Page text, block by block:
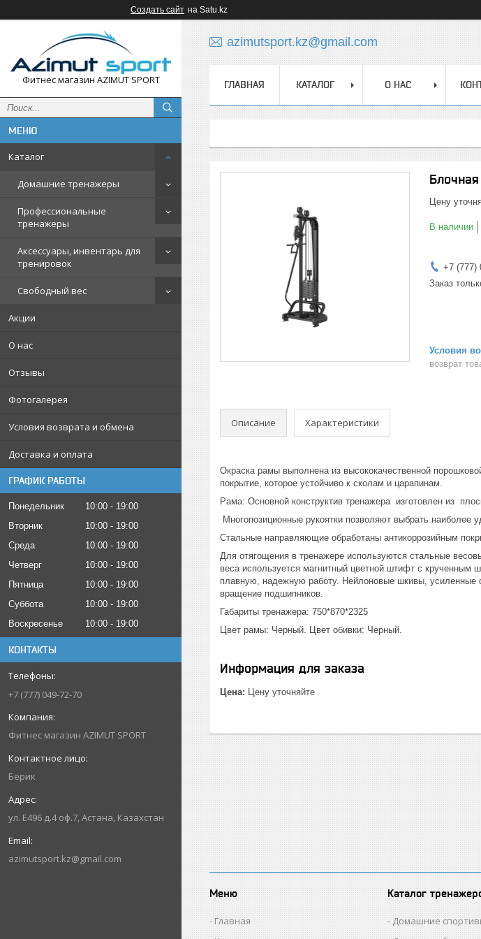
Создать сайт на Satu.kz
Фитнес магазин AZIMUT SPORT
Каталог
Домашние тренажеры
Профессиональные
тренажеры
Аксессуары, инвентарь для
тренировок
Свободный вес
Акции
О нас
Отзывы
Фотогалерея
Условия возврата и обмена
Доставка и оплата
ГРАФИК РАБОТЫ
Понедельник 10:00
19:00
Вторник
10:00
19:00
Среда
10:00
19:00
Четверг
10:00
19:00
Пятница
10:00
19:00
Суббота
10:00
19:00
Воскресенье
10:00 19:00
КОНТАКТЫ
+7 (777) 049-72-70
Фитнес магазин AZIMUT SPORT
Берик
ул. Е496 д.4 оф.7, Астана, Казахстан
azimutsport.kz@gmail.com
azimutsport.kz@gmail.com
ГЛАВНАЯ КАТАЛОГ О НАС
Цену
В наличии
+7 (777)
Заказ
возврат
Описание Характеристики
Окраска рамы выполнена из высококачественной
покрытие, которое устойчиво к сколам и царапинам.
Рама: Основной конструктив тренажера изготовлен из
Многопозиционные рукоятки позволяют выбрать наиболее
Стальные направляющие обработаны антикоррозийным
Для отягощения в тренажере используются стальные
веса используется магнитный цветной штифт с
плавную, надежную работу. Нейлоновые шкивы, усиленные
вращение подшипников.
Габариты тренажера: 750*870*2325
Цвет рамы: Черный. Цвет обивки: Черный.
Информация для заказа
Цена: Цену уточняйте
Меню
Главная
Каталог
Домашние